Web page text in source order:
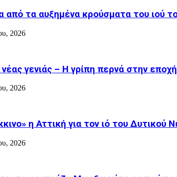
από τα αυξημένα κρούσματα του ιού
2026
νέας γενιάς – Η γρίπη περνά στην
2026
η Αττική για τον ιό του Δυτικού
2026